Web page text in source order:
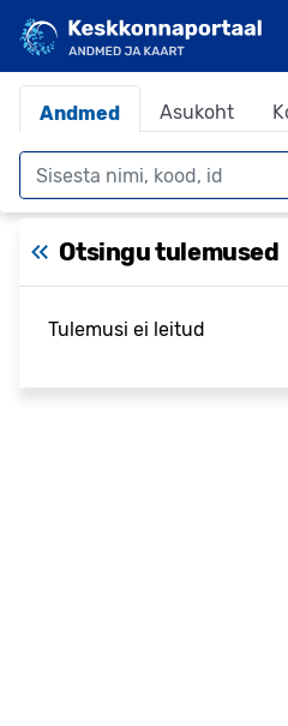
Andmed Asukoht
Otsing
Otsingu tulemused
Tulemusi ei leitud